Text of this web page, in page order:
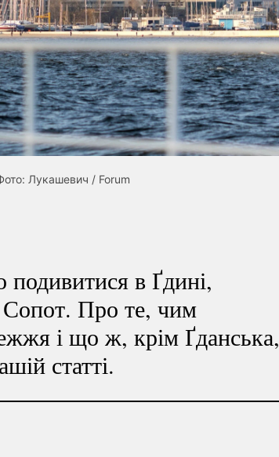
Лукашевич / Forum
в Ґдині,
Сопот. Про те, чим
і що ж, крім Ґданська,
статті.